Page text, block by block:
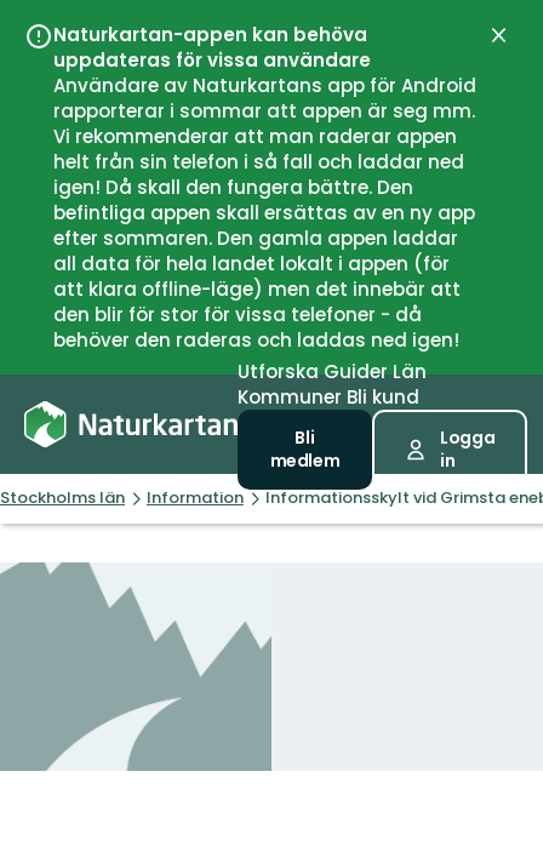
Naturkartan-appen kan behöva
uppdateras för vissa användare
Användare av Naturkartans app för Android
rapporterar i sommar att appen är seg mm.
Vi rekommenderar att man raderar appen
helt från sin telefon i så fall och laddar ned
igen! Då skall den fungera bättre. Den
befintliga appen skall ersättas av en ny app
efter sommaren. Den gamla appen laddar
all data för hela landet lokalt i appen (för
att klara offline-läge) men det innebär att
den blir för stor för vissa telefoner - då
behöver den raderas och laddas ned igen!
UtforskaGuiderLän
Kommuner Bli kund
Bli
medlem
Logga
in
Stockholms län Information Informationsskylt vid Grimsta